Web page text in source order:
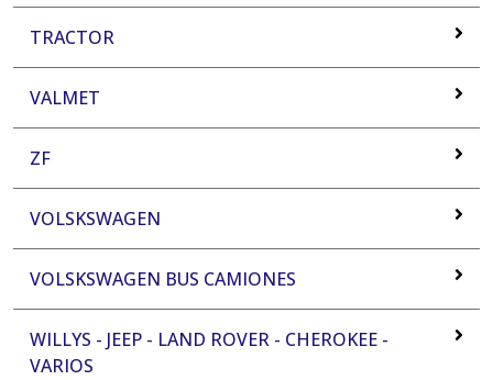
TRACTOR
VALMET
ZF
VOLSKSWAGEN
VOLSKSWAGEN BUS CAMIONES
WILLYS - JEEP - LAND ROVER - CHEROKEE -
VARIOS